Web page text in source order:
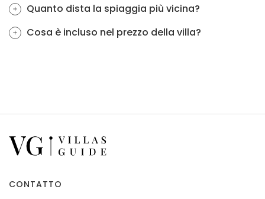
Quanto dista la spiaggia più vicina?
Cosa è incluso nel prezzo della villa?
CONTATTO